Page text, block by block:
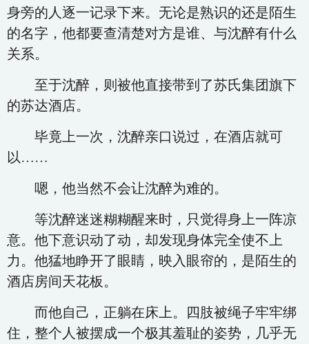
身旁的人逐一记录下来。无论是熟识的还是陌生
的名字，他都要查清楚对方是谁、与沈醉有什么
关系。
至于沈醉，则被他直接带到了苏氏集团旗下
的苏达酒店。
毕竟上一次，沈醉亲口说过，在酒店就可
以……
嗯，他当然不会让沈醉为难的。
等沈醉迷迷糊糊醒来时，只觉得身上一阵凉
意。他下意识动了动，却发现身体完全使不上
力。他猛地睁开了眼睛，映入眼帘的，是陌生的
酒店房间天花板。
而他自己，正躺在床上。四肢被绳子牢牢绑
住，整个人被摆成一个极其羞耻的姿势，几乎无